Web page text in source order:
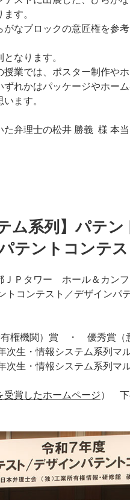
す。
なブロックの意匠権を参考
なります。
授業では、ポスター制作や
ずれかはパッケージやホー
ます。
た弁理士の松井 勝義 様 本
ム系列】パテ
テントコンテ
ＪＰタワー ホール＆カン
コンテスト／デザインパ
権機関）賞 ・ 優秀賞（
生・情報システム系列マル
生・情報システム系列マル
受賞したホームページ） 下